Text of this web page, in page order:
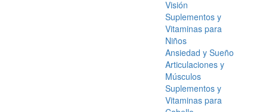
Visión
Suplementos y
Vitaminas para
Niños
Ansiedad y Sueño
Articulaciones y
Músculos
Suplementos y
Vitaminas para